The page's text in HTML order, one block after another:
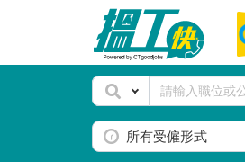
所有受僱形式